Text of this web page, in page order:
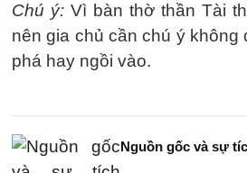
Chú ý: Vì bàn thờ thần Tài
nên gia chủ cần chú ý không
phá hay ngồi vào.
Nguồn gốc và sự